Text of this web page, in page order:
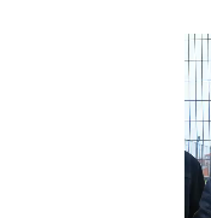
Bilim, Teknoloji